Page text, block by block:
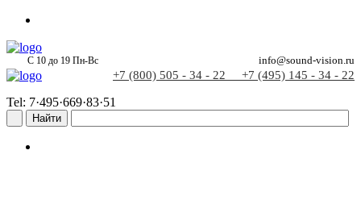
С 10 до 19 Пн-Вс info@sound-vision.ru
+7 (800) 505 - 34 - 22 +7 (495) 145 - 34 - 22
Tel: 7·495·669·83·51